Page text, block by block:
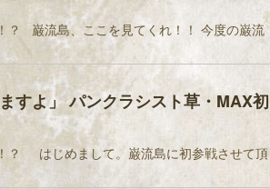
巌流島、ここを見てくれ！！ 今度の巌流
すよ」 パンクラシスト草・MAX初
はじめまして。巌流島に初参戦させて頂